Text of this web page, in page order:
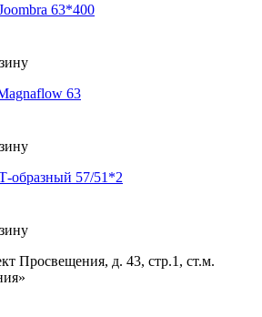
63*400
63
образный 57/51*2
Просвещения, д. 43, стр.1, ст.м.